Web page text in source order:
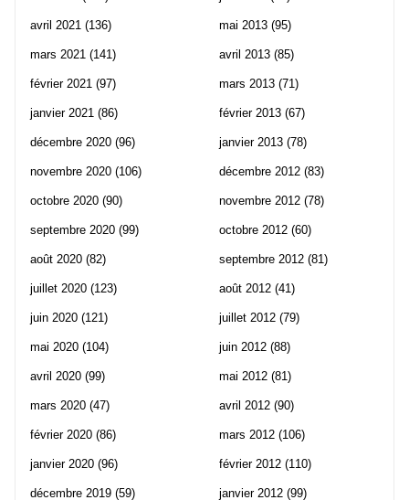
avril 2021 (136)
mars 2021 (141)
février 2021 (97)
janvier 2021 (86)
décembre 2020 (96)
novembre 2020 (106)
octobre 2020 (90)
septembre 2020 (99)
août 2020 (82)
juillet 2020 (123)
juin 2020 (121)
mai 2020 (104)
avril 2020 (99)
mars 2020 (47)
février 2020 (86)
janvier 2020 (96)
décembre 2019 (59)
mai 2013 (95)
avril 2013 (85)
mars 2013 (71)
février 2013 (67)
janvier 2013 (78)
décembre 2012 (83)
novembre 2012 (78)
octobre 2012 (60)
septembre 2012 (81)
août 2012 (41)
juillet 2012 (79)
juin 2012 (88)
mai 2012 (81)
avril 2012 (90)
mars 2012 (106)
février 2012 (110)
janvier 2012 (99)